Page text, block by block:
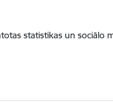
statistikas un sociālo